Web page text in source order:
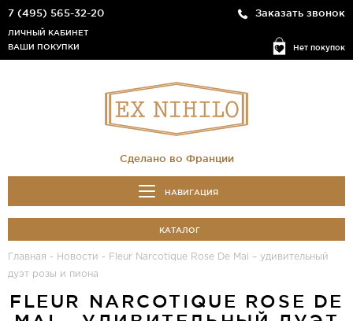
7 (495) 565-32-20 Заказать звонок
Нет покупок
ЛИЧНЫЙ КАБИНЕТ
ВАШИ ПОКУПКИ
Сделано во Франции
НАВИГАЦИЯ
КАТАЛОГ
Главная - Новости -
Fleur Narcotique Rose De Mai – удивительный
дуэт розы и пиона
FLEUR NARCOTIQUE ROSE DE